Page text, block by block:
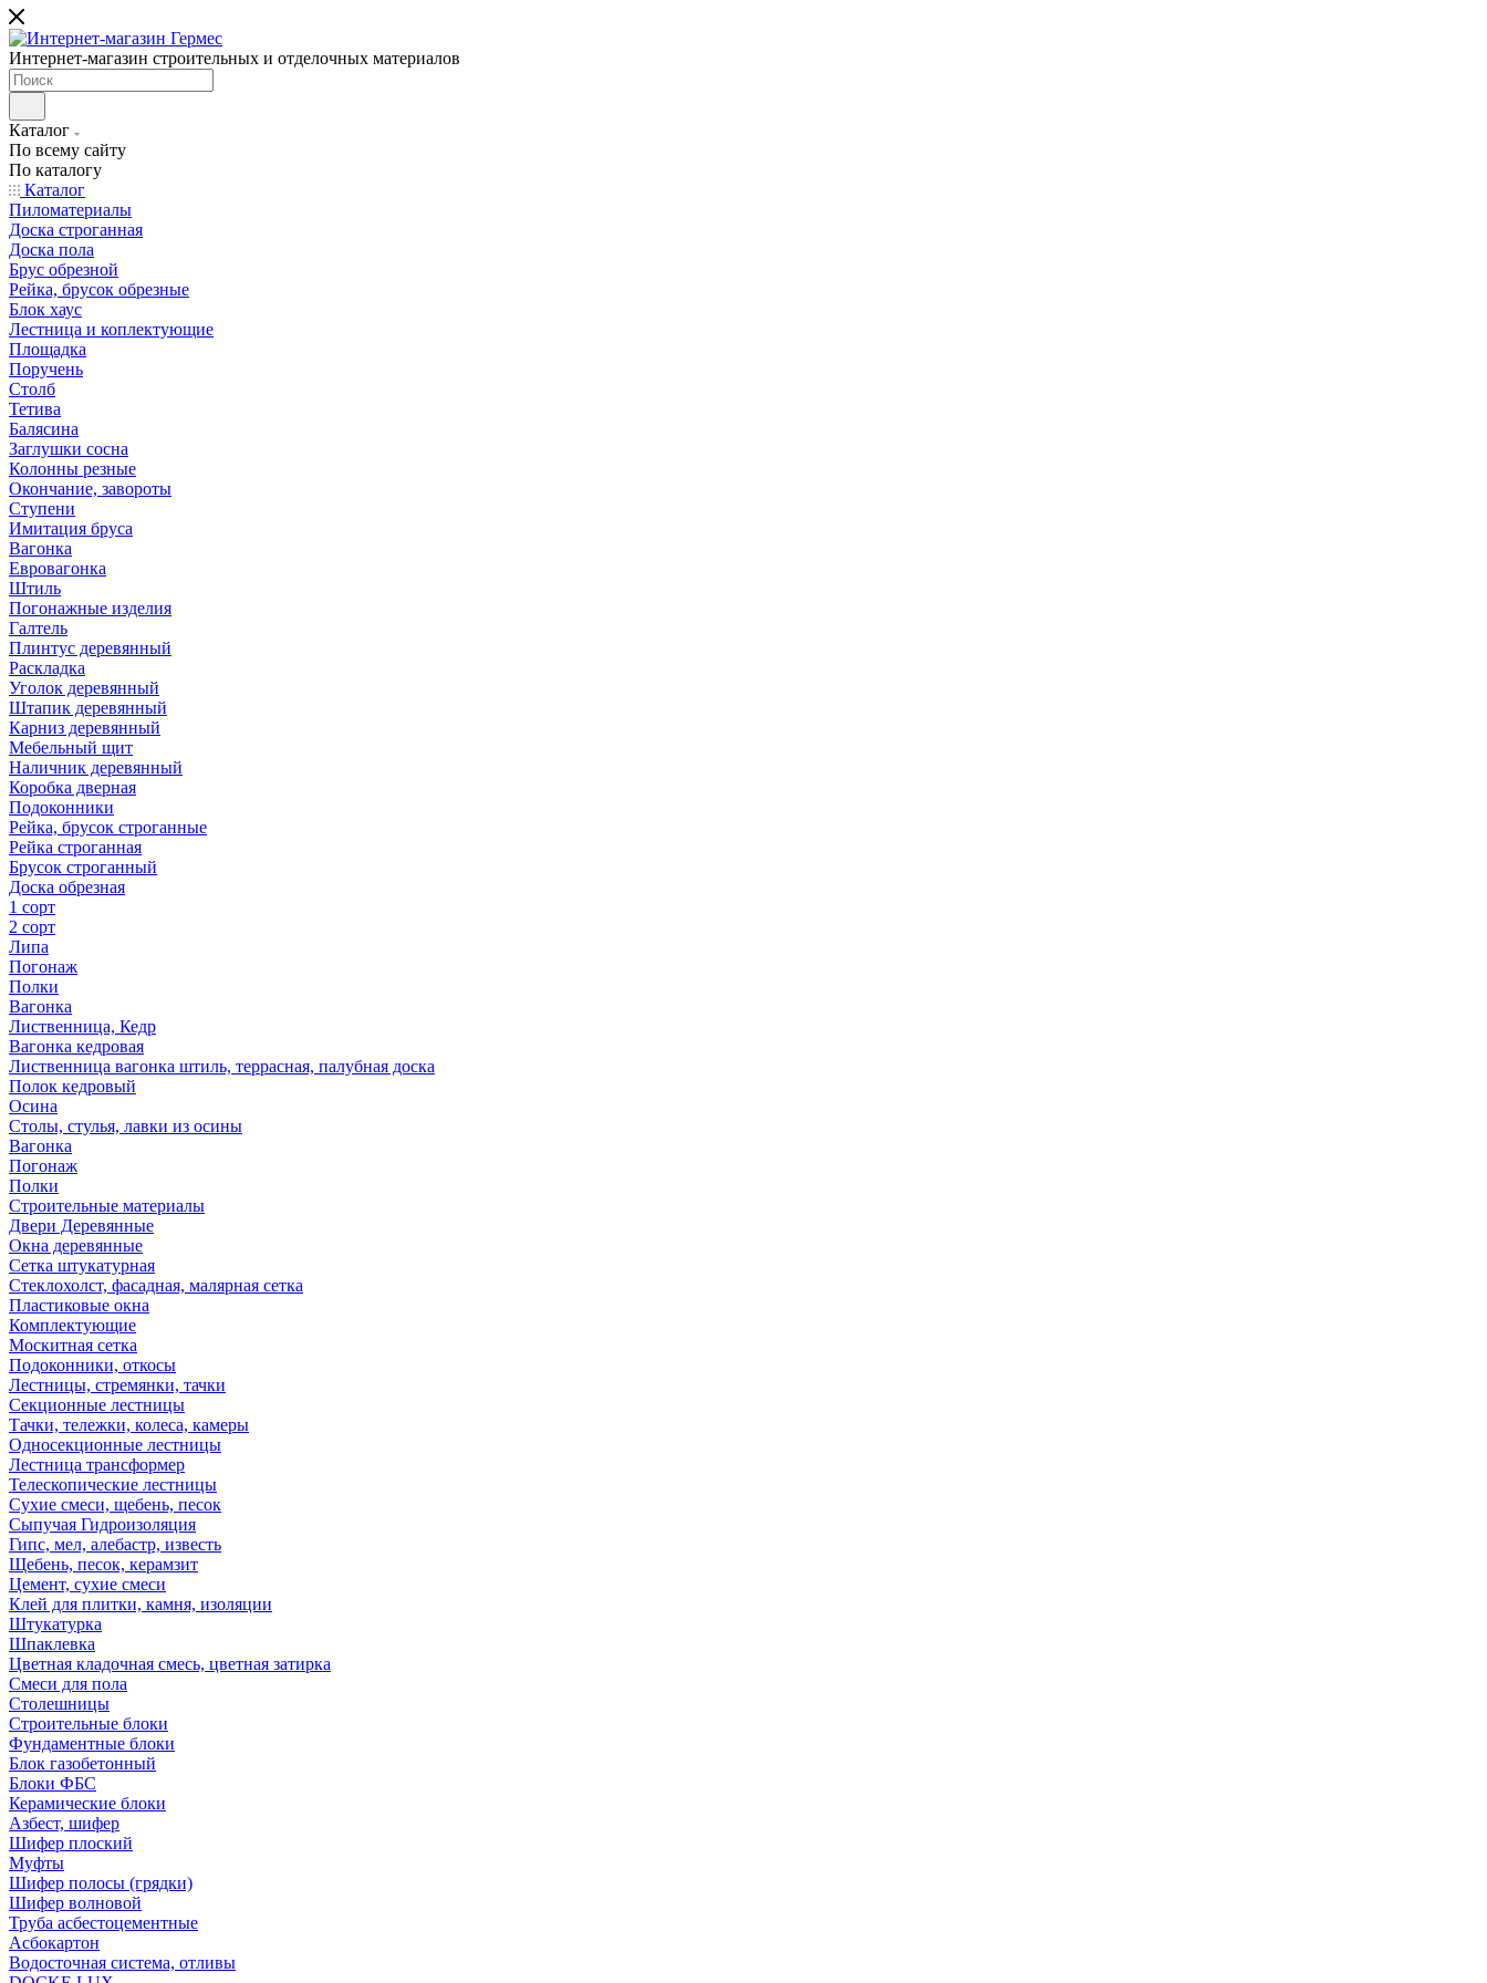
Интернет-магазин строительных и отделочных материалов
Каталог
По всему сайту
По каталогу
Каталог
Пиломатериалы
Доска строганная
Доска пола
Брус обрезной
Рейка, брусок обрезные
Блок хаус
Лестница и коплектующие
Площадка
Поручень
Столб
Тетива
Балясина
Заглушки сосна
Колонны резные
Окончание, завороты
Ступени
Имитация бруса
Вагонка
Евровагонка
Штиль
Погонажные изделия
Галтель
Плинтус деревянный
Раскладка
Уголок деревянный
Штапик деревянный
Карниз деревянный
Мебельный щит
Наличник деревянный
Коробка дверная
Подоконники
Рейка, брусок строганные
Рейка строганная
Брусок строганный
Доска обрезная
1 сорт
2 сорт
Липа
Погонаж
Полки
Вагонка
Лиственница, Кедр
Вагонка кедровая
Лиственница вагонка штиль, террасная, палубная доска
Полок кедровый
Осина
Столы, стулья, лавки из осины
Вагонка
Погонаж
Полки
Строительные материалы
Двери Деревянные
Окна деревянные
Сетка штукатурная
Стеклохолст, фасадная, малярная сетка
Пластиковые окна
Комплектующие
Москитная сетка
Подоконники, откосы
Лестницы, стремянки, тачки
Секционные лестницы
Тачки, тележки, колеса, камеры
Односекционные лестницы
Лестница трансформер
Телескопические лестницы
Сухие смеси, щебень, песок
Сыпучая Гидроизоляция
Гипс, мел, алебастр, известь
Щебень, песок, керамзит
Цемент, сухие смеси
Клей для плитки, камня, изоляции
Штукатурка
Шпаклевка
Цветная кладочная смесь, цветная затирка
Смеси для пола
Столешницы
Строительные блоки
Фундаментные блоки
Блок газобетонный
Блоки ФБС
Керамические блоки
Азбест, шифер
Шифер плоский
Муфты
Шифер полосы (грядки)
Шифер волновой
Труба асбестоцементные
Асбокартон
Водосточная система, отливы